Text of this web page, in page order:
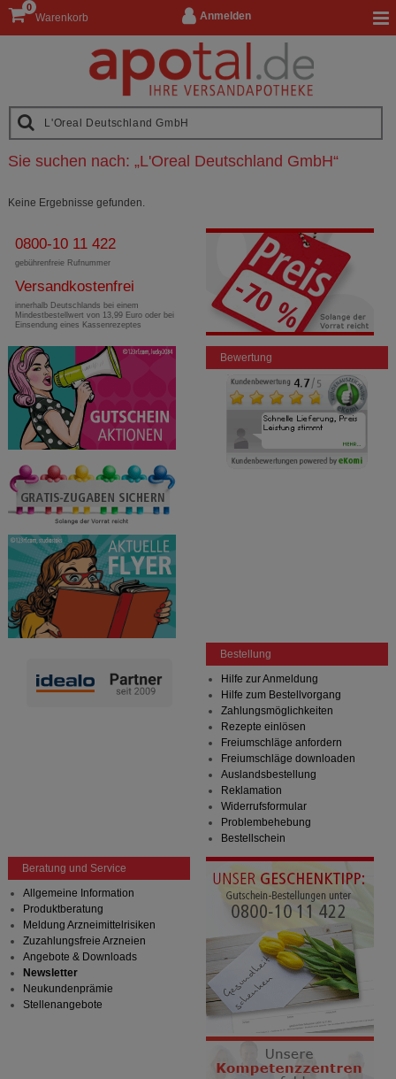
Anmelden
Warenkorb
0
Sie suchen nach: „L'Oreal Deutschland GmbH“
Keine Ergebnisse gefunden.
0800-10 11 422
gebührenfreie Rufnummer
Versandkostenfrei
innerhalb Deutschlands bei einem
Mindestbestellwert von 13,99 Euro oder bei
Einsendung eines Kassenrezeptes
Bewertung
Bestellung
Hilfe zur Anmeldung
Hilfe zum Bestellvorgang
Zahlungsmöglichkeiten
Rezepte einlösen
Freiumschläge anfordern
Freiumschläge downloaden
Auslandsbestellung
Reklamation
Widerrufsformular
Problembehebung
Bestellschein
Beratung und Service
Allgemeine Information
Produktberatung
Meldung Arzneimittelrisiken
Zuzahlungsfreie Arzneien
Angebote & Downloads
Newsletter
Neukundenprämie
Stellenangebote